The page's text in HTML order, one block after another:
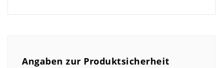
Angaben zur Produktsicherheit